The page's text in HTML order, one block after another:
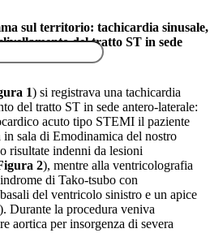
sul territorio: tachicardia sinusale,
del tratto ST in sede
1) si registrava una tachicardia
del tratto ST in sede antero-laterale:
acuto tipo STEMI il paziente
sala di Emodinamica del nostro
risultate indenni da lesioni
2), mentre alla ventricolografia
di Tako-tsubo con
del ventricolo sinistro e un apice
). Durante la procedura veniva
aortica per insorgenza di severa